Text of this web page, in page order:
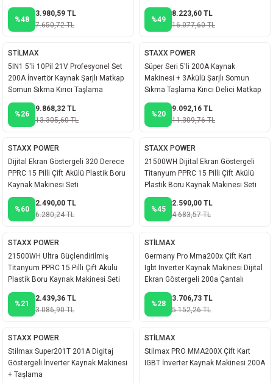
%48
3.980,59 TL
7.650,72 TL
%49
8.223,60 TL
16.077,60 TL
STİLMAX
5IN1 5'li 10Pil 21V Profesyonel Set
200A İnvertör Kaynak Şarjlı Matkap
Somun Sıkma Kırıcı Taşlama
%26
9.868,32 TL
13.305,60 TL
STAXX POWER
Süper Seri 5'li 200A Kaynak
Makinesi + 3Akülü Şarjlı Somun
Sıkma Taşlama Kırıcı Delici Matkap
Seti
%20
9.092,16 TL
11.309,76 TL
STAXX POWER
Dijital Ekran Göstergeli 320 Derece
PPRC 15 Pilli Çift Akülü Plastik Boru
Kaynak Makinesi Seti
%60
2.490,00 TL
6.280,24 TL
STAXX POWER
21500WH Dijital Ekran Göstergeli
Titanyum PPRC 15 Pilli Çift Akülü
Plastik Boru Kaynak Makinesi Seti
%45
2.590,00 TL
4.683,57 TL
STAXX POWER
21500WH Ultra Güçlendirilmiş
Titanyum PPRC 15 Pilli Çift Akülü
Plastik Boru Kaynak Makinesi Seti
%21
2.439,36 TL
3.086,90 TL
STİLMAX
Germany Pro Mma200x Çift Kart
Igbt Inverter Kaynak Makinesi Dijital
Ekran Göstergeli 200a Çantalı
%28
3.706,73 TL
5.152,26 TL
STAXX POWER
Stilmax Super201T 201A Digitaj
Göstergeli İnverter Kaynak Makinesi
+ Taşlama
STİLMAX
Stilmax PRO MMA200X Çift Kart
IGBT İnverter Kaynak Makinesi 200A